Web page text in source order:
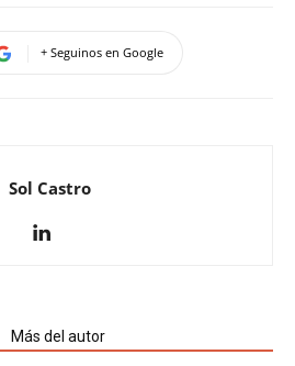
+ Seguinos en Google
Sol Castro
Más del autor